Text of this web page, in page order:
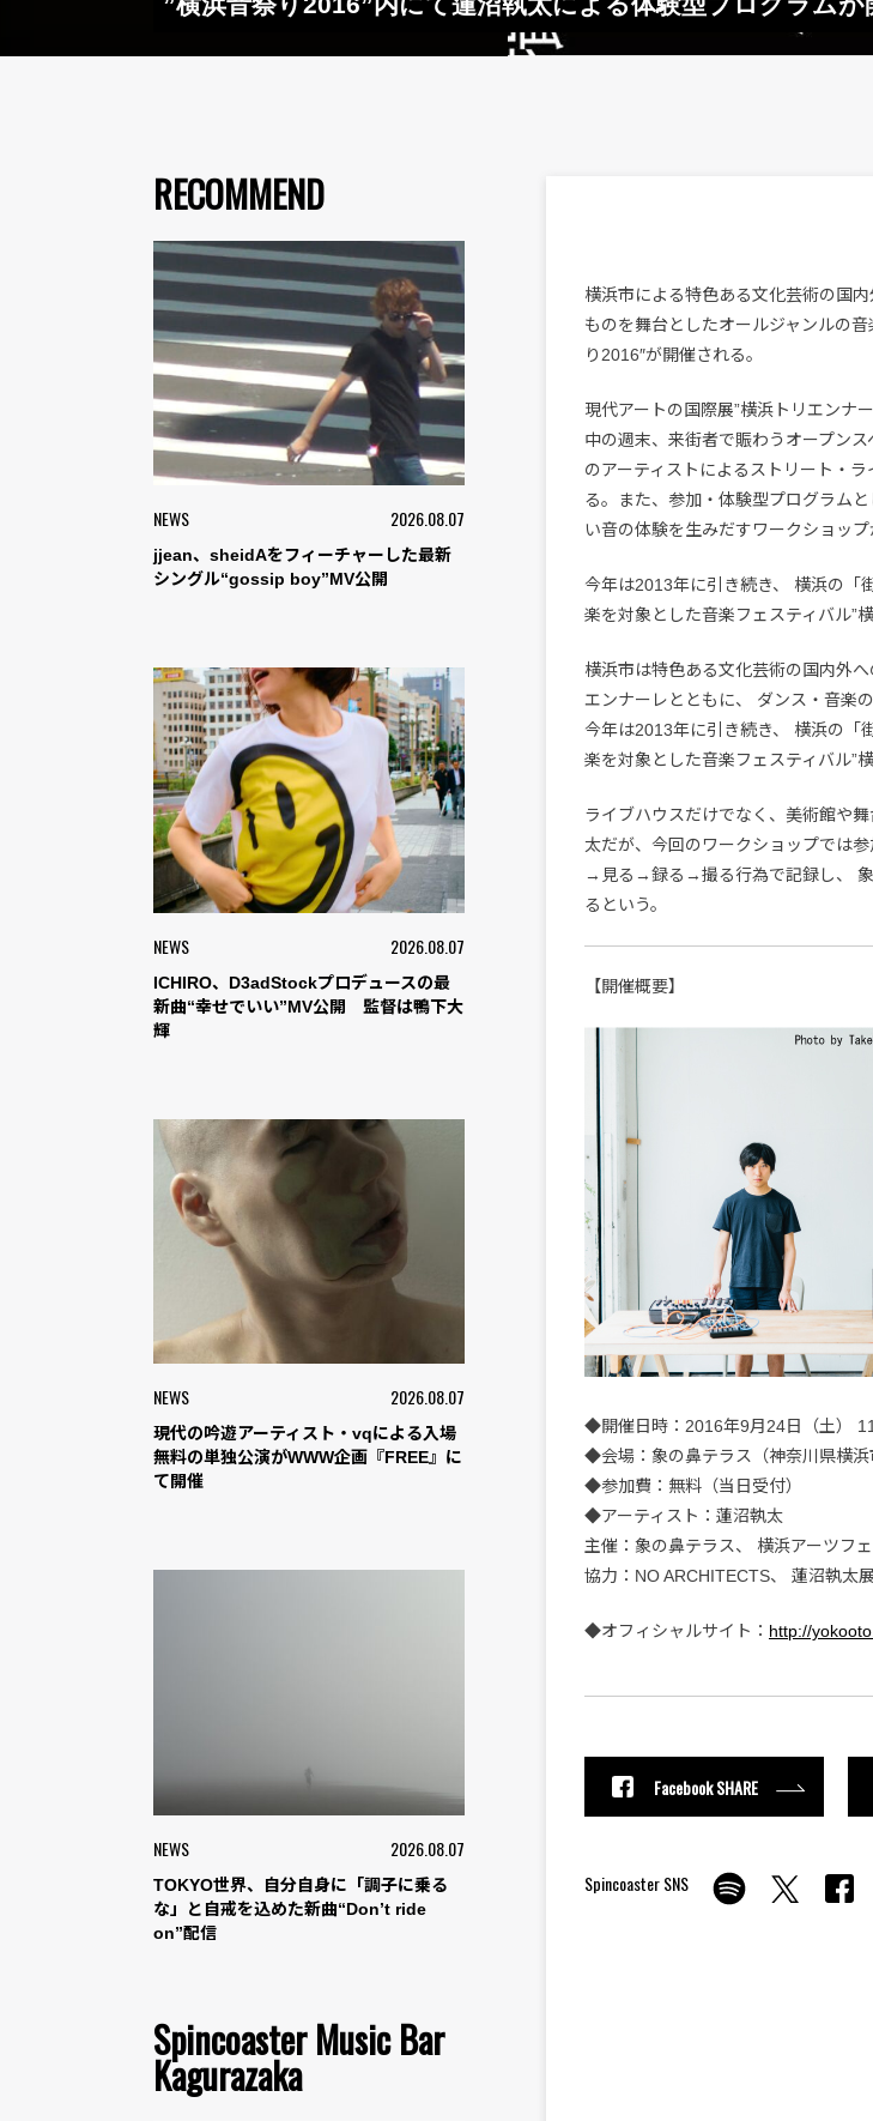
RECOMMEND
NEWS 2026.08.07
jjean、sheidAをフィーチャーした最新
シングル“gossip boy”MV公開
NEWS 2026.08.07
ICHIRO、D3adStockプロデュースの最
新曲“幸せでいい”MV公開 監督は鴨下大
輝
NEWS 2026.08.07
現代の吟遊アーティスト・vqによる入場
無料の単独公演がWWW企画『FREE』に
て開催
NEWS 2026.08.07
TOKYO世界、自分自身に「調子に乗る
な」と自戒を込めた新曲“Don’t ride
on”配信
Spincoaster Music Bar
Kagurazaka
横浜市による特色ある文化芸術の国
ものを舞台としたオールジャンルの
り2016″が開催される。
現代アートの国際展”横浜トリエンナ
中の週末、来街者で賑わうオープン
のアーティストによるストリート・
る。また、参加・体験型プログラム
い音の体験を生みだすワークショップ
今年は2013年に引き続き、 横浜の「
楽を対象とした音楽フェスティバル”
横浜市は特色ある文化芸術の国内外
エンナーレとともに、 ダンス・音楽
今年は2013年に引き続き、 横浜の「
楽を対象とした音楽フェスティバル”
ライブハウスだけでなく、美術館や
太だが、今回のワークショップでは
→見る→録る→撮る行為で記録し、 象
るという。
【開催概要】
◆開催日時：2016年9月24日（土）
◆会場：象の鼻テラス（神奈川県横浜
◆参加費：無料（当日受付）
◆アーティスト：蓮沼執太
主催：象の鼻テラス、 横浜アーツフ
協力：NO ARCHITECTS、 蓮沼執太
◆オフィシャルサイト： http://
Facebook SHARE
Spincoaster SNS